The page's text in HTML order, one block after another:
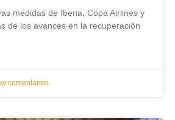
medidas de Iberia, Copa Airlines y
de los avances en la recuperación
comentarios